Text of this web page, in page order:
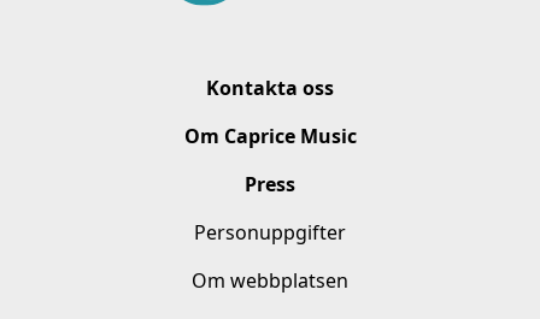
Kontakta oss
Om Caprice Music
Press
Personuppgifter
Om webbplatsen